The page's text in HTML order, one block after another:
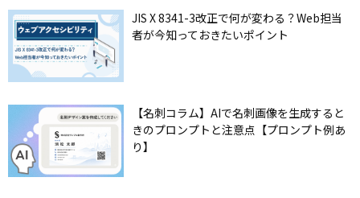
JIS X 8341-3改正で何が変わる？Web担当
者が今知っておきたいポイント
【名刺コラム】AIで名刺画像を生成すると
きのプロンプトと注意点【プロンプト例あ
り】